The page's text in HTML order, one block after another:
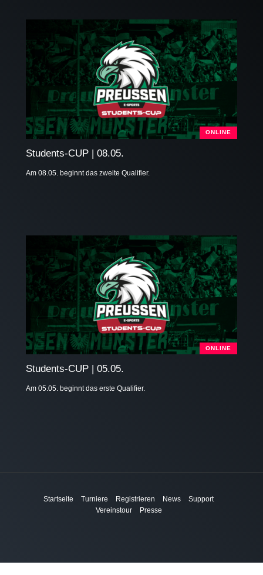
ONLINE
Students-CUP | 08.05.
Am 08.05. beginnt das zweite Qualifier.
ONLINE
Students-CUP | 05.05.
Am 05.05. beginnt das erste Qualifier.
Startseite Turniere Registrieren News
Support
Vereinstour
Presse